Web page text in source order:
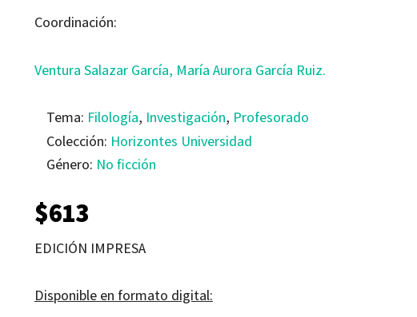
Coordinación:
Ventura Salazar García, María Aurora García Ruiz.
Tema: Filología, Investigación, Profesorado
Colección: Horizontes Universidad
Género: No ficción
$613
EDICIÓN IMPRESA
Disponible en formato digital: